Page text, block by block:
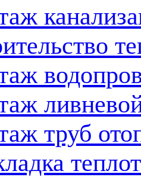
труб